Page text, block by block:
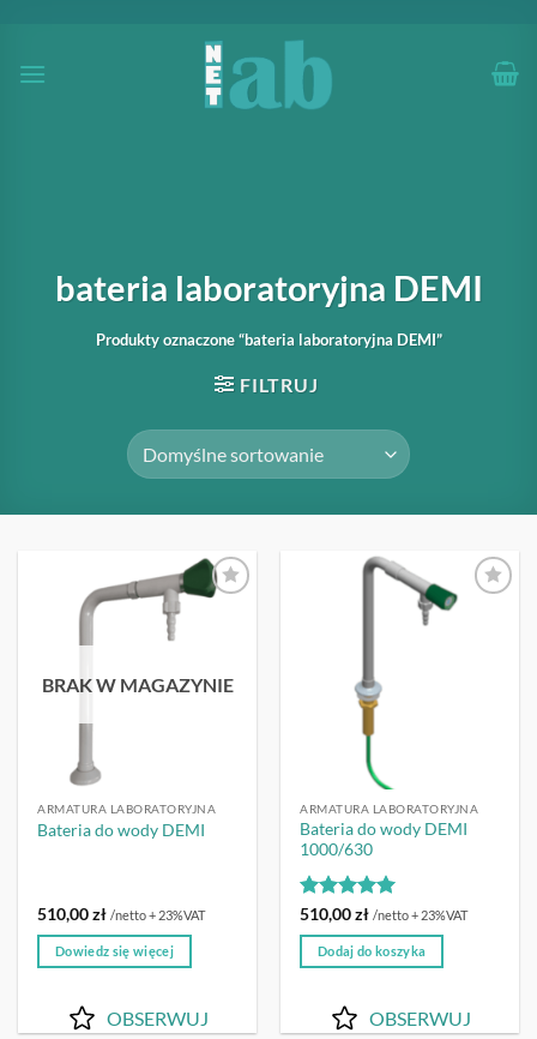
zawartości
bateria laboratoryjna DEMI
Produkty oznaczone “bateria laboratoryjna DEMI”
FILTRUJ
OBSERWUJ
BRAK W MAGAZYNIE
ARMATURA LABORATORYJNA
Bateria do wody DEMI
510,00zł /netto + 23%VAT
Dowiedz się więcej
OBSERWUJ
OBSERWUJ
ARMATURA LABORATORYJNA
Bateria do wody DEMI
1000/630
Oceniono5
na 5
510,00zł /netto + 23%VAT
Dodaj do koszyka
OBSERWUJ